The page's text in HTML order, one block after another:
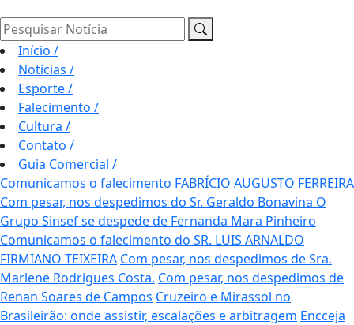
Pesquisar Notícia
Início /
Notícias /
Esporte/
Falecimento /
Cultura /
Contato /
Guia Comercial /
Comunicamos o falecimento FABRÍCIO AUGUSTO FERREIRA
Com pesar, nos despedimos do Sr. Geraldo Bonavina O
Grupo Sinsef se despede de Fernanda Mara Pinheiro
Comunicamos o falecimento do SR. LUIS ARNALDO
FIRMIANO TEIXEIRA Com pesar, nos despedimos de Sra.
Marlene Rodrigues Costa. Com pesar, nos despedimos de
Renan Soares de Campos Cruzeiro e Mirassol no
Brasileirão: onde assistir, escalações e arbitragem Encceja